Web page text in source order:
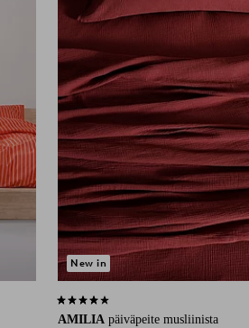
AMILIA päiväpeite musliinista
4,0 perustuen 33 arvosanaan
New in